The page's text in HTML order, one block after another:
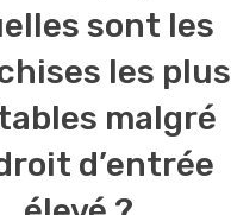
sont les
les plus
malgré
d’entrée